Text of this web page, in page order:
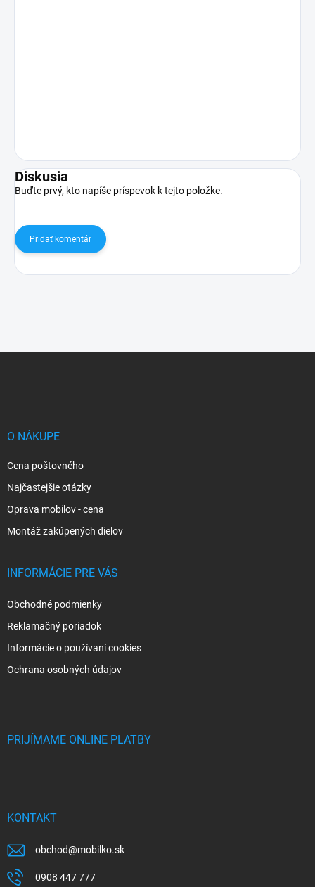
Diskusia
Buďte prvý, kto napíše príspevok k tejto položke.
Pridať komentár
O NÁKUPE
Cena poštovného
Najčastejšie otázky
Oprava mobilov - cena
Montáž zakúpených dielov
INFORMÁCIE PRE VÁS
Obchodné podmienky
Reklamačný poriadok
Informácie o používaní cookies
Ochrana osobných údajov
PRIJÍMAME ONLINE PLATBY
KONTAKT
obchod@mobilko.sk
0908 447 777